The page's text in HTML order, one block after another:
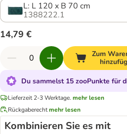
L: L 120 x B 70 cm
1388222.1
14,79 €
Zum
Du sammelst 15 zooPunkte für
Lieferzeit 2-3 Werktage. mehr lesen
Rückgaberechtmehr lesen
Kombinieren Sie es mit